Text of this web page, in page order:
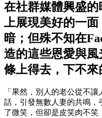
在社群媒體興盛
上展現美好的一
暗；但殊不知在
造的這些恩愛與
條上得去，下不來
「果然，別人的老公從不
話，引發無數人妻的共鳴，
了微笑，但卻是皮笑肉不